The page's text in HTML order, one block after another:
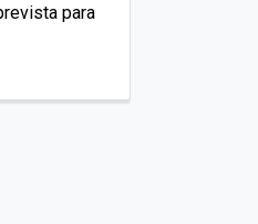
para